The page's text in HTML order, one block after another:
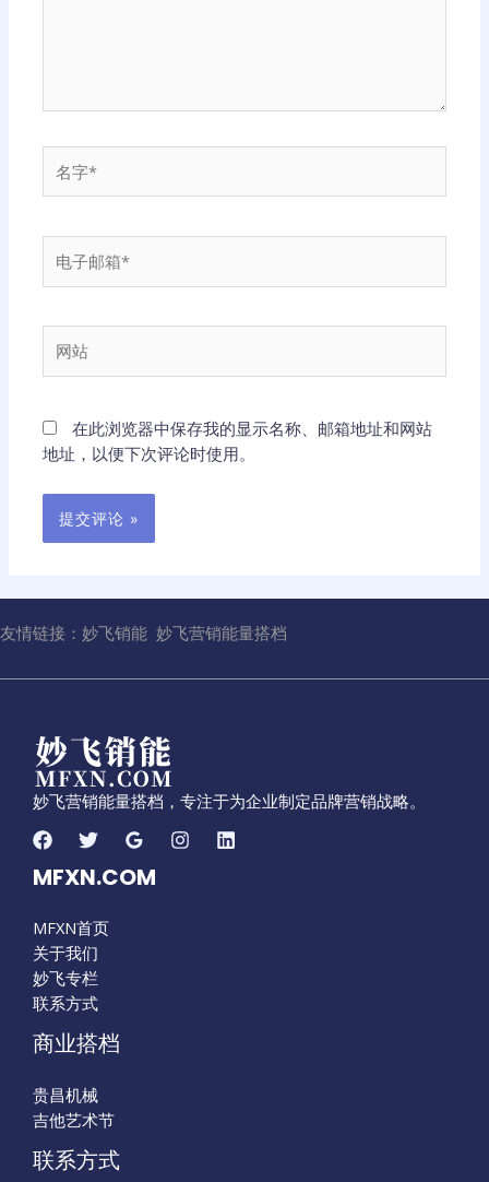
字
子
箱
站
在此浏览器中保存我的显示名称、邮箱地址和网站
地址，以便下次评论时使用。
友情链接： 妙飞销能 妙飞营销能量搭档
妙飞营销能量搭档，专注于为企业制定品牌营销战略。
MFXN.COM
MFXN首页
关于我们
妙飞专栏
联系方式
商业搭档
贵昌机械
吉他艺术节
联系方式